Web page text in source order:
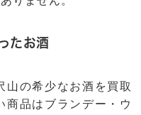
たお酒
山の希少なお酒を買取
商品はブランデー・ウ